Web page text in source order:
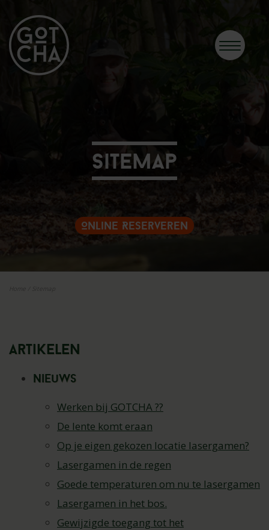
Sitemap
Online Reserveren
Artikelen
Nieuws
Werken bij GOTCHA ??
De lente komt eraan
Op je eigen gekozen locatie lasergamen?
Lasergamen in de regen
Goede temperaturen om nu te lasergamen
Lasergamen in het bos.
Gewijzigde toegang tot het